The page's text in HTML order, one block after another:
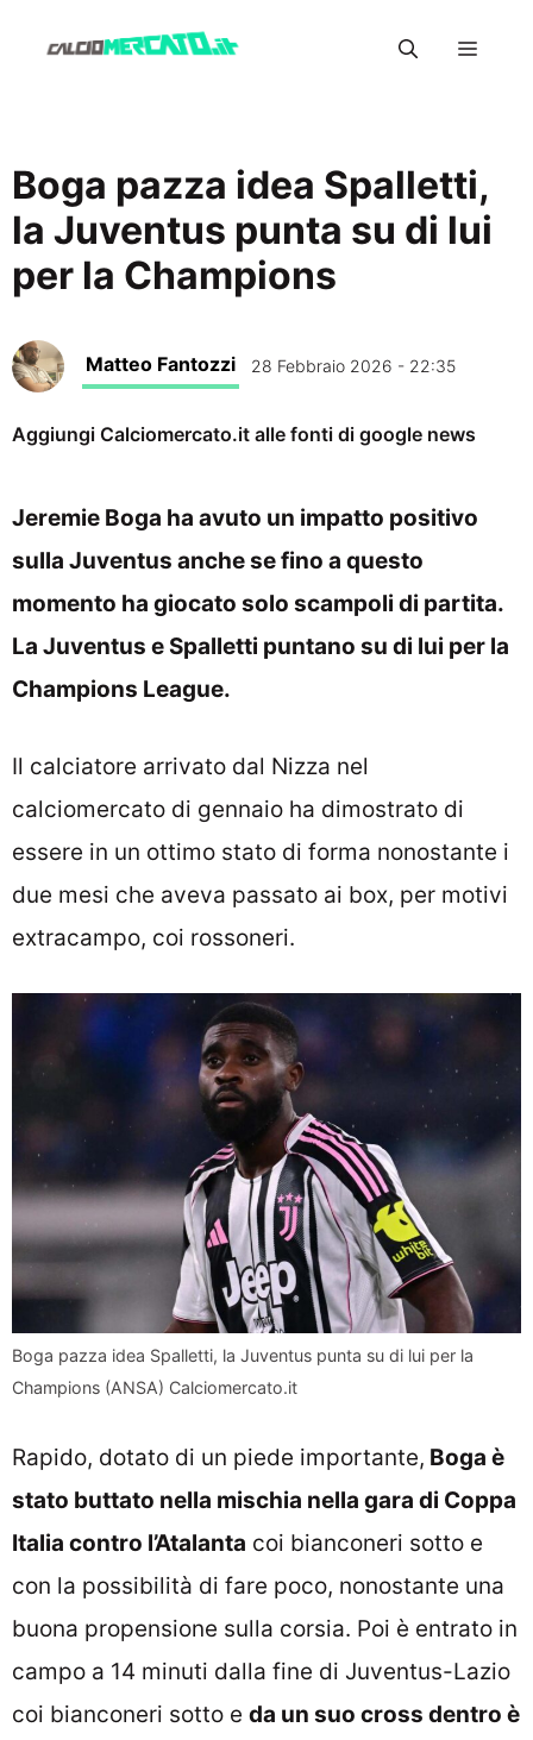
Menu
Boga pazza idea Spalletti,
la Juventus punta su di lui
per la Champions
Matteo Fantozzi 28 Febbraio 2026 - 22:35
Aggiungi Calciomercato.it alle fonti di google news
Jeremie Boga ha avuto un impatto positivo
sulla Juventus anche se fino a questo
momento ha giocato solo scampoli di partita.
La Juventus e Spalletti puntano su di lui per la
Champions League.
Il calciatore arrivato dal Nizza nel
calciomercato di gennaio ha dimostrato di
essere in un ottimo stato di forma nonostante i
due mesi che aveva passato ai box, per motivi
extracampo, coi rossoneri.
Boga pazza idea Spalletti, la Juventus punta su di lui per la
Champions (ANSA) Calciomercato.it
Rapido, dotato di un piede importante, Boga è
stato buttato nella mischia nella gara di Coppa
Italia contro l’Atalanta coi bianconeri sotto e
con la possibilità di fare poco, nonostante una
buona propensione sulla corsia. Poi è entrato in
campo a 14 minuti dalla fine di Juventus-Lazio
coi bianconeri sotto e da un suo cross dentro è